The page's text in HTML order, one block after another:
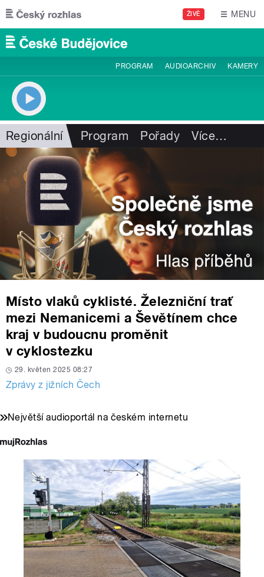
Přejít k hlavnímu obsahu
ŽIVĚ MENU
PROGRAM AUDIOARCHIV KAMERY
Regionální Program Pořady Více…
Místo vlaků cyklisté. Železniční trať
mezi Nemanicemi a Ševětínem chce
kraj v budoucnu proměnit
v cyklostezku
29. květen 2025 08:27
Zprávy z jižních Čech
Největší audioportál na českém internetu